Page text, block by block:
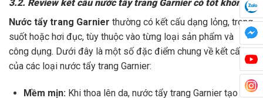
3.2. Review kết cấu nước tẩy trang Garnier có tốt không?
Nước tẩy trang Garnier thường có kết cấu dạng lỏng, trong
suốt hoặc hơi đục, tùy thuộc vào từng loại sản phẩm và
công dụng. Dưới đây là một số đặc điểm chung về kết cấu
của các loại nước tẩy trang Garnier:
Mềm mịn: Khi thoa lên da, nước tẩy trang Garnier tạo